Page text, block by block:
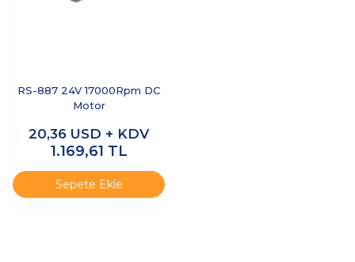
RS-887 24V 17000Rpm DC
Motor
20,36 USD + KDV
1.169,61 TL
Sepete Ekle